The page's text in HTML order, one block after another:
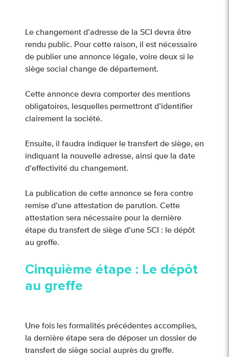
Le changement d’adresse de la SCI devra être
rendu public. Pour cette raison, il est nécessaire
de publier une annonce légale, voire deux si le
siège social change de département.
Cette annonce devra comporter des mentions
obligatoires, lesquelles permettront d’identifier
clairement la société.
Ensuite, il faudra indiquer le transfert de siège, en
indiquant la nouvelle adresse, ainsi que la date
d’effectivité du changement.
La publication de cette annonce se fera contre
remise d’une attestation de parution. Cette
attestation sera nécessaire pour la dernière
étape du transfert de siège d’une SCI : le dépôt
au greffe.
Cinquième étape : Le dépôt
au greffe
Une fois les formalités précédentes accomplies,
la dernière étape sera de déposer un dossier de
transfert de siège social auprès du greffe.